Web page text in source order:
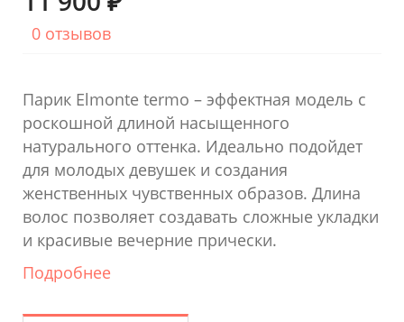
0 отзывов
Парик Elmonte termo – эффектная модель с
роскошной длиной насыщенного
натурального оттенка. Идеально подойдет
для молодых девушек и создания
женственных чувственных образов. Длина
волос позволяет создавать сложные укладки
и красивые вечерние прически.
Подробнее